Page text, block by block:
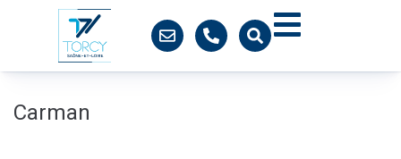
Carman